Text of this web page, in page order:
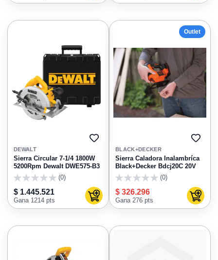
AGREGAR
FAVORITOS
DEWALT
Sierra Circular 7-1/4 1800W
5200Rpm Dewalt DWE575-B3
(0)
$ 1.445.521
Gana 1214 pts Agregar al carrito
Outlet
BLACK+DECKER
Sierra Caladora Inalambríca
Black+Decker Bdcj20C 20V
(0)
$ 326.296
Gana 276 pts